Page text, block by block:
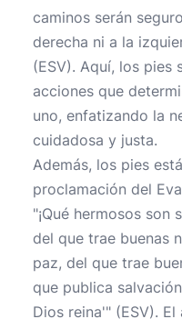
caminos serán
derecha ni a la
(ESV). Aquí, los pies
acciones que
uno, enfatizando la
cuidadosa y justa.
Además, los pies
proclamación del
"¡Qué hermosos
del que trae buenas
paz, del que trae
que publica
Dios reina'" (ESV).